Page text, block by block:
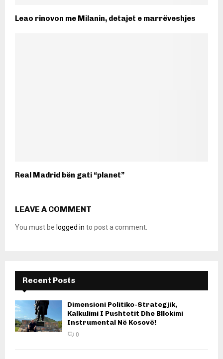
Leao rinovon me Milanin, detajet e marrëveshjes
Real Madrid bën gati “planet”
LEAVE A COMMENT
You must be logged in to post a comment.
Recent Posts
Dimensioni Politiko-Strategjik,
Kalkulimi I Pushtetit Dhe Bllokimi
Instrumental Në Kosovë!
0